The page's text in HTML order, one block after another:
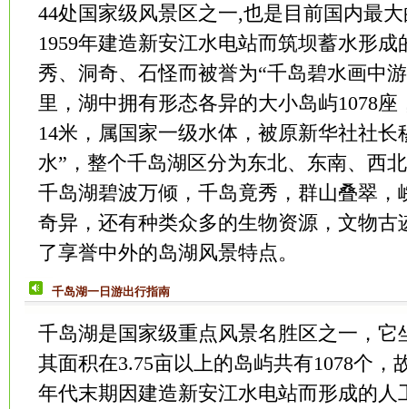
44处国家级风景区之一,也是目前国内最
1959年建造新安江水电站而筑坝蓄水形
秀、洞奇、石怪而被誉为“千岛碧水画中
里，湖中拥有形态各异的大小岛屿1078
14米，属国家一级水体，被原新华社社长
水”，整个千岛湖区分为东北、东南、西
千岛湖碧波万倾，千岛竟秀，群山叠翠
奇异，还有种类众多的生物资源，文物
了享誉中外的岛湖风景特点。
千岛湖一日游出行指南
千岛湖是国家级重点风景名胜区之一，
其面积在3.75亩以上的岛屿共有1078个，
年代末期因建造新安江水电站而形成的人